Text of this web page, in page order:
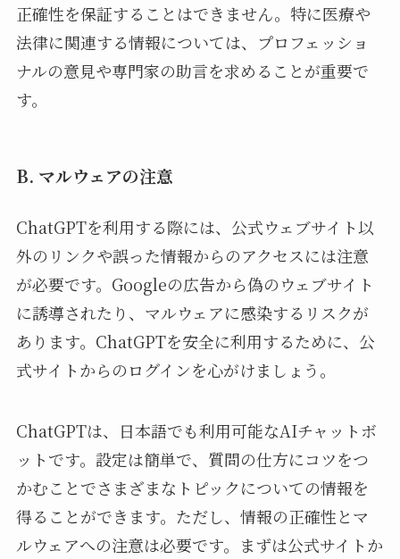
正確性を保証することはできません。特に医療や
法律に関連する情報については、プロフェッショ
ナルの意見や専門家の助言を求めることが重要で
す。
B. マルウェアの注意
ChatGPTを利用する際には、公式ウェブサイト以
外のリンクや誤った情報からのアクセスには注意
が必要です。Googleの広告から偽のウェブサイト
に誘導されたり、マルウェアに感染するリスクが
あります。ChatGPTを安全に利用するために、公
式サイトからのログインを心がけましょう。
ChatGPTは、日本語でも利用可能なAIチャットボ
ットです。設定は簡単で、質問の仕方にコツをつ
かむことでさまざまなトピックについての情報を
得ることができます。ただし、情報の正確性とマ
ルウェアへの注意は必要です。まずは公式サイトか